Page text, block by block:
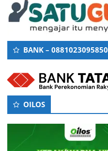
BANK – 0881023095850
OILOS